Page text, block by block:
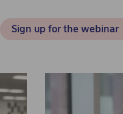
Sign up for the webinar